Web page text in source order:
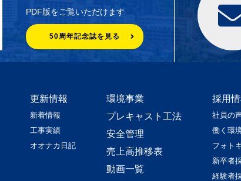
PDF版をご覧いただけます
50周年記念誌を見る
更新情報
新着情報
工事実績
オオナカ日記
環境事業
プレキャスト工法
安全管理
売上高推移表
動画一覧
採用
社員の
働く環
フォト
新卒者
経験者